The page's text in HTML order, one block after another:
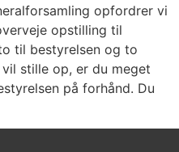
opfordrer vi
opstilling til
til bestyrelsen og to
stille op, er du meget
på forhånd. Du